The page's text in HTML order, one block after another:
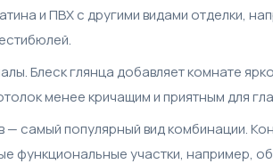
и ПВХ с другими видами отделки,
Блеск глянца добавляет комнате
менее кричащим и приятным для
— самый популярный вид комбинации.
функциональные участки, например,